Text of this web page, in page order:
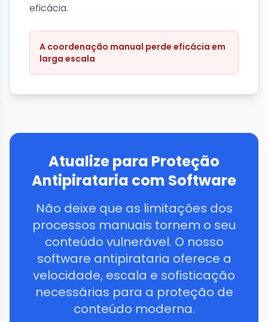
eficácia.
A coordenação manual perde eficácia em
larga escala
Atualize para Proteção
Antipirataria com Software
Não deixe que as limitações dos
processos manuais tornem o seu
conteúdo vulnerável. O nosso
software antipirataria oferece a
velocidade, escala e sofisticação
necessárias para a proteção de
conteúdo moderna.